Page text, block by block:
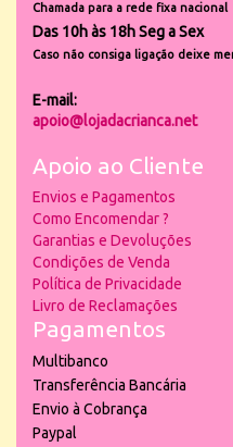
Chamada para a rede fixa nacional
Das 10h às 18h Seg a Sex
Caso não consiga ligação deixe
E-mail:
apoio@lojadacrianca.net
Apoio ao Cliente
Envios e Pagamentos
Como Encomendar ?
Garantias e Devoluções
Condições de Venda
Política de Privacidade
Livro de Reclamações
Pagamentos
Multibanco
Transferência Bancária
Envio à Cobrança
Paypal